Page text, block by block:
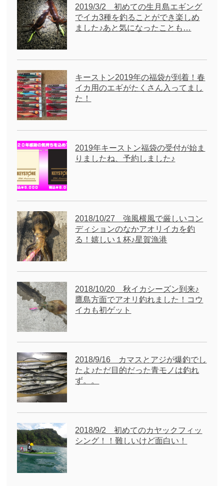
2019/3/2 初めての生月島エギング
でイカ3種を釣ることができ楽しめ
ました♪あと気になったことも…
キーストン2019年の福袋が到着！春
イカ用のエギがたくさん入ってまし
た！
2019年キーストン福袋の受付が始ま
りましたね、予約しました♪
2018/10/27 強風横風で厳しいコン
ディションのなかアオリイカを釣
る！嬉しい１杯♪星賀漁港
2018/10/20 秋イカシーズン到来♪
鷹島方面でアオリ釣れました！コウ
イカも初ゲット
2018/9/16 カマスとアジが爆釣でし
たよ♪ただ目的だった青モノは釣れ
ず。。
2018/9/2 初めてのカヤックフィッ
シング！！難しいけど面白い！